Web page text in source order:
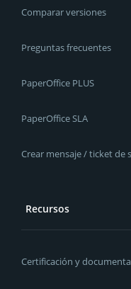
Comparar versiones
Preguntas frecuentes
PaperOffice PLUS
PaperOffice SLA
Crear mensaje / ticket de
Recursos
Certificación y